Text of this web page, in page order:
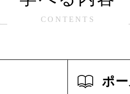
CONTENTS
ポ